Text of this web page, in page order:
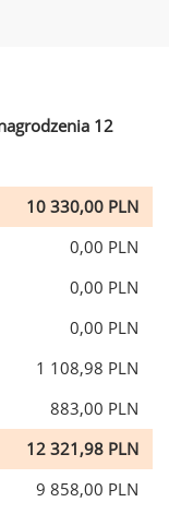
12
10 330,00 PLN
0,00 PLN
0,00 PLN
0,00 PLN
1 108,98 PLN
883,00 PLN
12 321,98 PLN
9 858,00 PLN